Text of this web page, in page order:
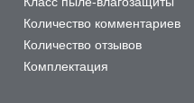
Количество комментариев
Количество отзывов
Комплектация